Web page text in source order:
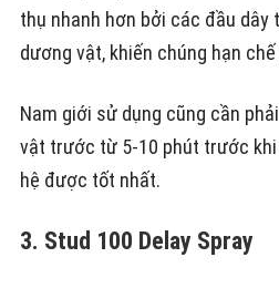
thụ nhanh hơn bởi các đầu dây
dương vật, khiến chúng hạn
Nam giới sử dụng cũng cần
vật trước từ 5-10 phút trước khi
hệ được tốt nhất.
3. Stud 100 Delay Spray